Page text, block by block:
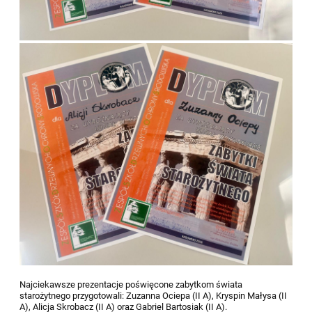
Najciekawsze prezentacje poświęcone zabytkom świata
starożytnego przygotowali: Zuzanna Ociepa (II A), Kryspin Małysa (II
A), Alicja Skrobacz (II A) oraz Gabriel Bartosiak (II A).